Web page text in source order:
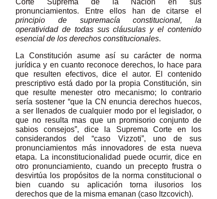
Corte Suprema de la Nación en sus
pronunciamientos. Entre ellos han de citarse el
principio de supremacía constitucional, la
operatividad de todas sus cláusulas y el contenido
esencial de los derechos constitucionales.
La Constitución asume así su carácter de norma
jurídica y en cuanto reconoce derechos, lo hace para
que resulten efectivos, dice el autor. El contenido
prescriptivo está dado por la propia Constitución, sin
que resulte menester otro mecanismo; lo contrario
sería sostener “que la CN enuncia derechos huecos,
a ser llenados de cualquier modo por el legislador, o
que no resulta mas que un promisorio conjunto de
sabios consejos”, dice la Suprema Corte en los
considerandos del “caso Vizzoti”, uno de sus
pronunciamientos más innovadores de esta nueva
etapa. La inconstitucionalidad puede ocurrir, dice en
otro pronunciamiento, cuando un precepto frustra o
desvirtúa los propósitos de la norma constitucional o
bien cuando su aplicación torna ilusorios los
derechos que de la misma emanan (caso Itzcovich).